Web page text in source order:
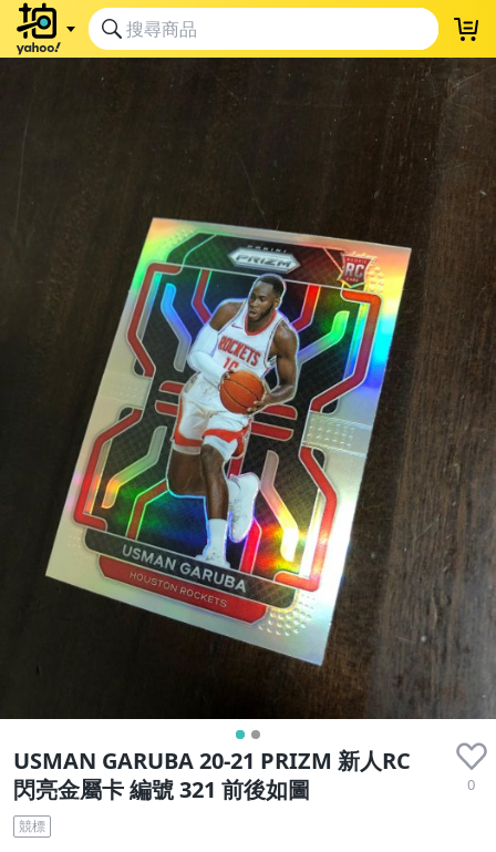
USMAN GARUBA 20-21 PRIZM 新人RC
閃亮金屬卡 編號 321 前後如圖
0
競標